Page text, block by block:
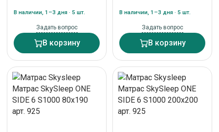
В наличии, 1–3 дня · 5 шт.
Задать вопрос
В корзину
В наличии, 1–3 дня · 5 шт.
Задать вопрос
В корзину